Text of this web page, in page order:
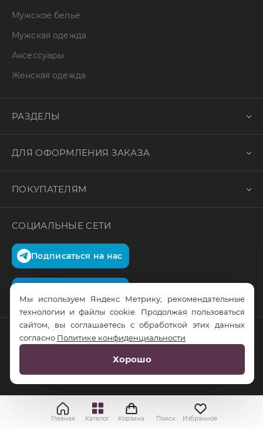
Мужское белье
Мужская одежда
Аксессуары
Женская одежда
РАЗДЕЛЫ
ДЛЯ ОФОРМЛЕНИЯ ЗАКАЗА
ПОКУПАТЕЛЯМ
СОЦИАЛЬНЫЕ СЕТИ
Подписаться на нас
© RusTrus. 2011-2026. Все права защищены
RS Digital
Главная Каталог Корзина Поиск Избранное
Мы используем Яндекс Метрику, рекомендательные
технологии и файлы cookie. Продолжая пользоваться
сайтом, вы соглашаетесь с обработкой этих данных
согласно Политике конфиденциальности
Хорошо